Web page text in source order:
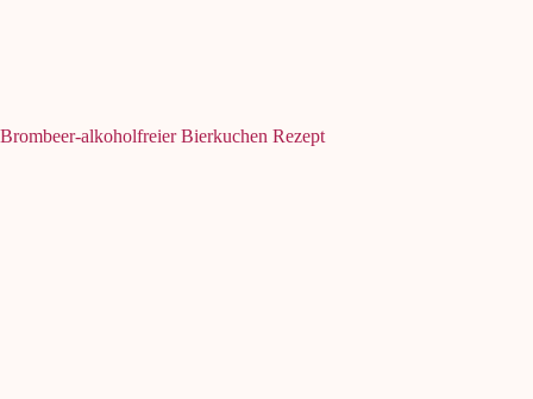
Brombeer-alkoholfreier Bierkuchen Rezept